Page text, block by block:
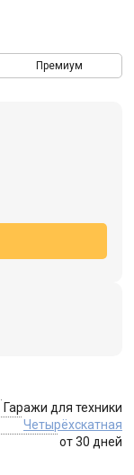
Премиум
Гаражи для техники
Четырёхскатная
от 30 дней